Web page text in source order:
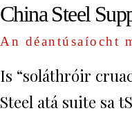
China Steel
An déantúsaíocht
Is “soláthróir
Steel atá suite sa